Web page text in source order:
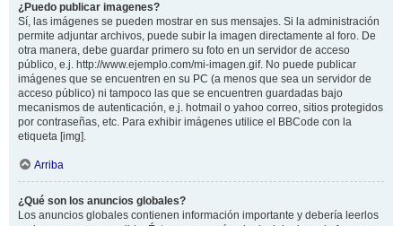
¿Puedo publicar imagenes?
Sí, las imágenes se pueden mostrar en sus mensajes. Si la administración
permite adjuntar archivos, puede subir la imagen directamente al foro. De
otra manera, debe guardar primero su foto en un servidor de acceso
público, e.j. http://www.ejemplo.com/mi-imagen.gif. No puede publicar
imágenes que se encuentren en su PC (a menos que sea un servidor de
acceso público) ni tampoco las que se encuentren guardadas bajo
mecanismos de autenticación, e.j. hotmail o yahoo correo, sitios protegidos
por contraseñas, etc. Para exhibir imágenes utilice el BBCode con la
etiqueta [img].
Arriba
¿Qué son los anuncios globales?
Los anuncios globales contienen información importante y debería leerlos